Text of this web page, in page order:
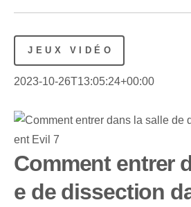
JEUX VIDÉO
2023-10-26T13:05:24+00:00
Comment entrer
e de dissection